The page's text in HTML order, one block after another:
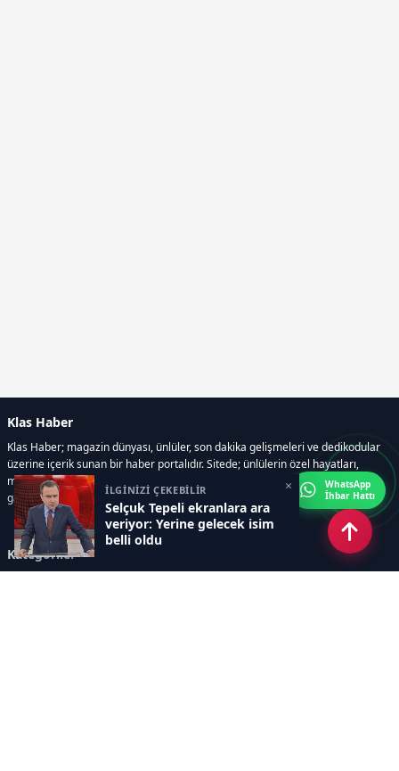
İLGİNİZİ ÇEKEBİLİR
Selçuk Tepeli ekranlara ara
veriyor: Yerine gelecek isim
belli oldu
×
Klas Haber
Klas Haber; magazin dünyası, ünlüler, son dakika gelişmeleri ve dedikodular
üzerine içerik sunan bir haber portalıdır. Sitede; ünlülerin özel hayatları,
magazin gündemi, röportajlar, fotoğraf ve video galerileri, resmi ilanlar, e-
gazete gibi geniş bir içerik yelpazesi bulunur.
Kategoriler
WhatsApp
İhbar Hattı